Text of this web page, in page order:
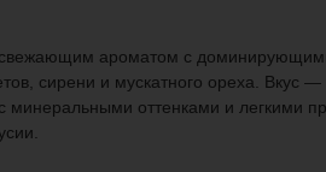
ароматом с
сирени и мускатного ореха. Вкус —
минеральными оттенками и легкими